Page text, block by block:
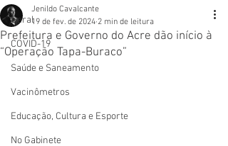
Geral
COVID-19
Saúde e Saneamento
Vacinômetros
Educação, Cultura e Esporte
No Gabinete
Prefeitura e Governo do Acre dão início à
“Operação Tapa-Buraco”
Jenildo Cavalcante
19 de fev. de 2024 2 min de leitura